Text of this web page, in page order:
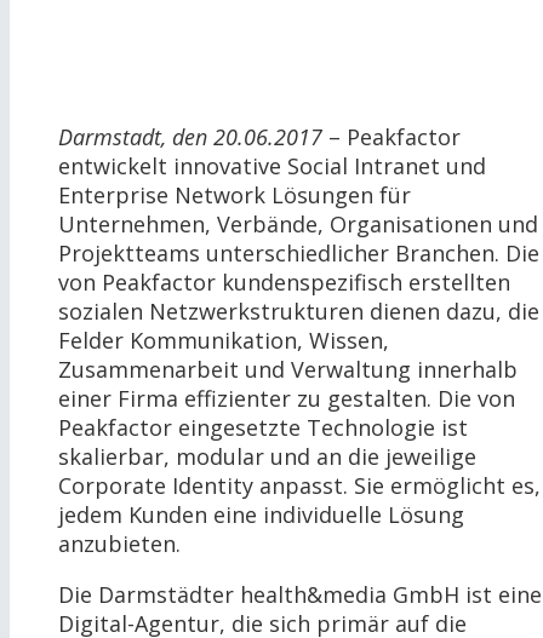
Darmstadt, den 20.06.2017 – Peakfactor
entwickelt innovative Social Intranet und
Enterprise Network Lösungen für
Unternehmen, Verbände, Organisationen und
Projektteams unterschiedlicher Branchen. Die
von Peakfactor kundenspezifisch erstellten
sozialen Netzwerkstrukturen dienen dazu, die
Felder Kommunikation, Wissen,
Zusammenarbeit und Verwaltung innerhalb
einer Firma effizienter zu gestalten. Die von
Peakfactor eingesetzte Technologie ist
skalierbar, modular und an die jeweilige
Corporate Identity anpasst. Sie ermöglicht es,
jedem Kunden eine individuelle Lösung
anzubieten.
Die Darmstädter health&media GmbH ist eine
Digital-Agentur, die sich primär auf die